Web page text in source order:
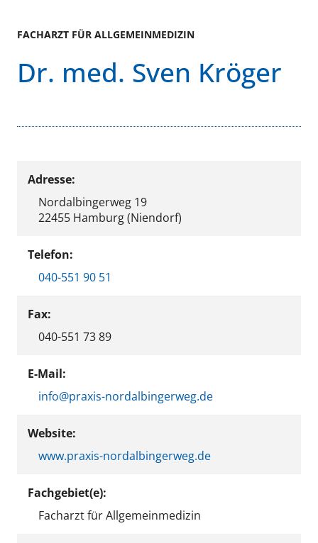
FACHARZT FÜR ALLGEMEINMEDIZIN
Dr. med. Sven Kröger
Adresse:
Nordalbingerweg 19
22455 Hamburg (Niendorf)
Telefon:
040-551 90 51
Fax:
040-551 73 89
E-Mail:
info@praxis-nordalbingerweg.de
Website:
www.praxis-nordalbingerweg.de
Fachgebiet(e):
Facharzt für Allgemeinmedizin